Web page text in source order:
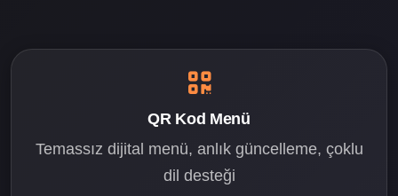
QR Kod Menü
Temassız dijital menü, anlık güncelleme, çoklu
dil desteği